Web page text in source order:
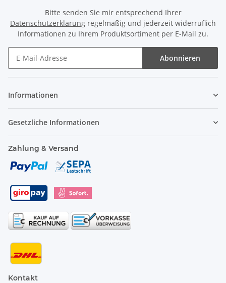
Bitte senden Sie mir entsprechend Ihrer
Datenschutzerklärung regelmäßig und jederzeit widerruflich
Informationen zu Ihrem Produktsortiment per E-Mail zu.
Abonnieren
Informationen
Gesetzliche Informationen
Zahlung & Versand
Kontakt